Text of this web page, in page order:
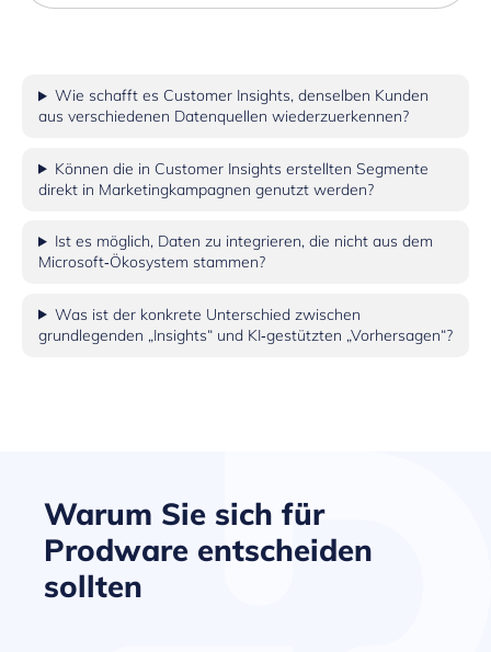
Wie schafft es Customer Insights, denselben Kunden
aus verschiedenen Datenquellen wiederzuerkennen?
Können die in Customer Insights erstellten Segmente
direkt in Marketingkampagnen genutzt werden?
Ist es möglich, Daten zu integrieren, die nicht aus dem
Microsoft‑Ökosystem stammen?
Was ist der konkrete Unterschied zwischen
grundlegenden „Insights“ und KI‑gestützten „Vorhersagen“?
Warum Sie sich für
Prodware entscheiden
sollten